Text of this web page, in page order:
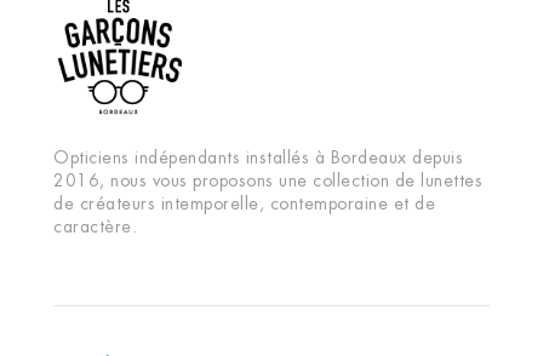
Opticiens indépendants installés à Bordeaux depuis
2016, nous vous proposons une collection de lunettes
de créateurs intemporelle, contemporaine et de
caractère.